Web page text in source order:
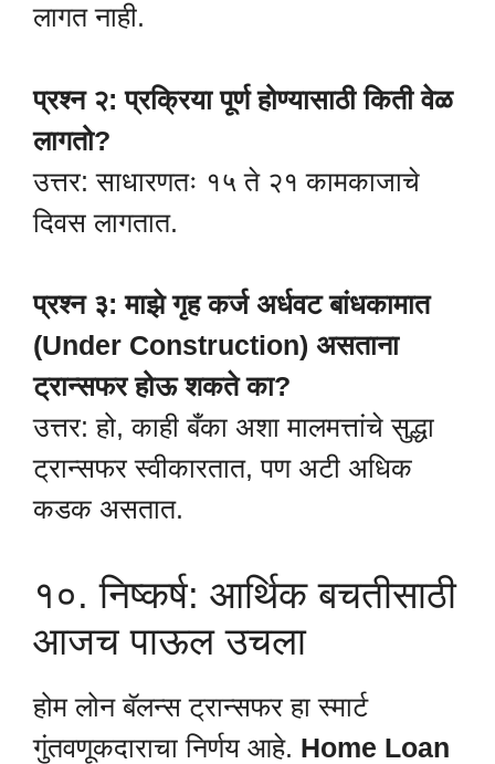
लागत नाही.
प्रश्न २: प्रक्रिया पूर्ण होण्यासाठी किती वेळ
लागतो?
उत्तर: साधारणतः १५ ते २१ कामकाजाचे
दिवस लागतात.
प्रश्न ३: माझे गृह कर्ज अर्धवट बांधकामात
(Under Construction) असताना
ट्रान्सफर होऊ शकते का?
उत्तर: हो, काही बँका अशा मालमत्तांचे सुद्धा
ट्रान्सफर स्वीकारतात, पण अटी अधिक
कडक असतात.
१०. निष्कर्ष: आर्थिक बचतीसाठी
आजच पाऊल उचला
होम लोन बॅलन्स ट्रान्सफर हा स्मार्ट
गुंतवणूकदाराचा निर्णय आहे. Home Loan